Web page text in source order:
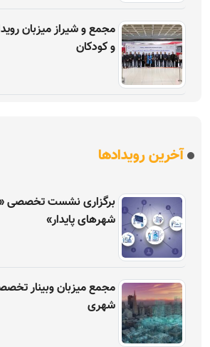
مجمع و شیراز میزبان
و کودکان
آخرین رویدادها
برگزاری نشست تخصصی
شهرهای پایدار»
مجمع میزبان وبینار
شهری